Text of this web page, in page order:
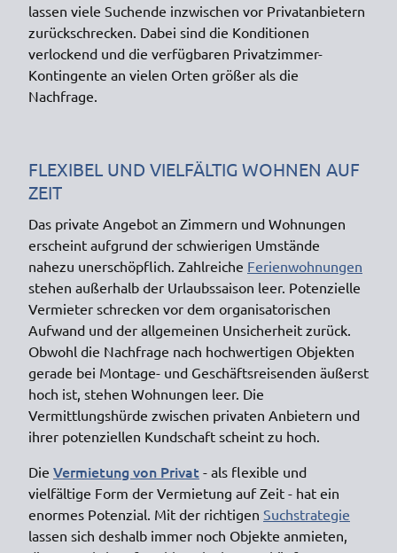
lassen viele Suchende inzwischen vor Privatanbietern
zurückschrecken. Dabei sind die Konditionen
verlockend und die verfügbaren Privatzimmer-
Kontingente an vielen Orten größer als die
Nachfrage.
FLEXIBEL UND VIELFÄLTIG WOHNEN AUF
ZEIT
Das private Angebot an Zimmern und Wohnungen
erscheint aufgrund der schwierigen Umstände
nahezu unerschöpflich. Zahlreiche Ferienwohnungen
stehen außerhalb der Urlaubssaison leer. Potenzielle
Vermieter schrecken vor dem organisatorischen
Aufwand und der allgemeinen Unsicherheit zurück.
Obwohl die Nachfrage nach hochwertigen Objekten
gerade bei Montage- und Geschäftsreisenden äußerst
hoch ist, stehen Wohnungen leer. Die
Vermittlungshürde zwischen privaten Anbietern und
ihrer potenziellen Kundschaft scheint zu hoch.
Die Vermietung von Privat - als flexible und
vielfältige Form der Vermietung auf Zeit - hat ein
enormes Potenzial. Mit der richtigen Suchstrategie
lassen sich deshalb immer noch Objekte anmieten,